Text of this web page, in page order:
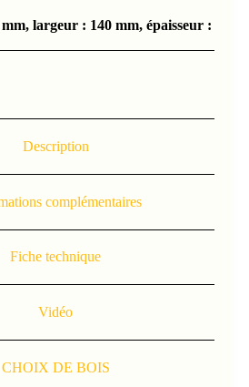
largeur : 140 mm, épaisseur :
Description
complémentaires
Fiche technique
Vidéo
CHOIX DE BOIS